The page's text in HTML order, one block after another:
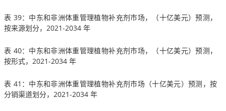
表 39：中东和非洲体重管理植物补充剂市场，（十亿美元）预测，
按来源划分，2021-2034 年
表 40：中东和非洲体重管理植物补充剂市场，（十亿美元）预测，
按形式，2021-2034 年
表 41：中东和非洲体重管理植物补充剂市场（十亿美元）预测，按
分销渠道划分，2021-2034 年